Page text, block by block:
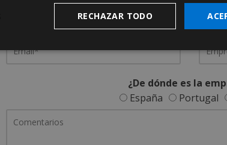
¿De dónde es la
España
Portugal
RECHAZAR TODO